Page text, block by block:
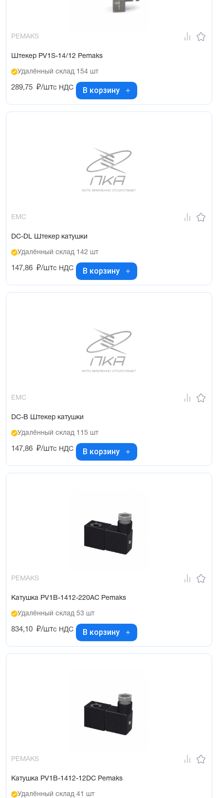
PEMAKS
Штекер PV1S-14/12 Pemaks
Удалённый склад 154 шт
289,75 ₽/штс НДС В корзину
EMC
DC-DL Штекер катушки
Удалённый склад 142 шт
147,86 ₽/штс НДС В корзину
EMC
DC-B Штекер катушки
Удалённый склад 115 шт
147,86 ₽/штс НДС В корзину
PEMAKS
Катушка PV1B-1412-220AC Pemaks
Удалённый склад 53 шт
834,10 ₽/штс НДС В корзину
PEMAKS
Катушка PV1B-1412-12DC Pemaks
Удалённый склад 41 шт